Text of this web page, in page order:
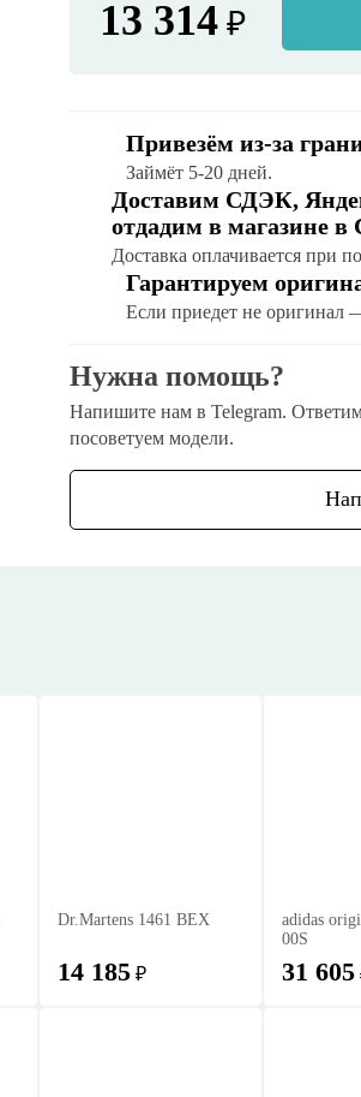
13 314 ₽
Привезём из-за
Займёт 5-20 дней.
Доставим СДЭК,
отдадим в магазине в
Доставка оплачивается при
Гарантируем
Если приедет не оригинал
Нужна помощь?
Напишите нам в Telegram.
посоветуем модели.
Dr.Martens 1461 BEX
14 185 ₽
adidas
00S
31 605